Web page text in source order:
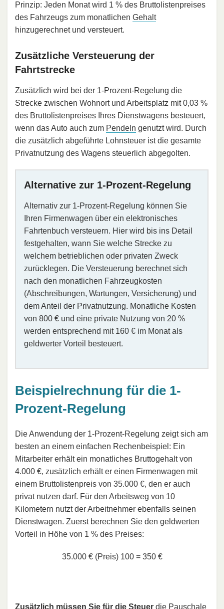
Prinzip: Jeden Monat wird 1 % des Bruttolistenpreises
des Fahrzeugs zum monatlichen Gehalt
hinzugerechnet und versteuert.
Zusätzliche Versteuerung der
Fahrtstrecke
Zusätzlich wird bei der 1-Prozent-Regelung die
Strecke zwischen Wohnort und Arbeitsplatz mit 0,03 %
des Bruttolistenpreises Ihres Dienstwagens besteuert,
wenn das Auto auch zum Pendeln genutzt wird. Durch
die zusätzlich abgeführte Lohnsteuer ist die gesamte
Privatnutzung des Wagens steuerlich abgegolten.
Alternative zur 1-Prozent-Regelung
Alternativ zur 1-Prozent-Regelung können Sie
Ihren Firmenwagen über ein elektronisches
Fahrtenbuch versteuern. Hier wird bis ins Detail
festgehalten, wann Sie welche Strecke zu
welchem betrieblichen oder privaten Zweck
zurücklegen. Die Versteuerung berechnet sich
nach den monatlichen Fahrzeugkosten
(Abschreibungen, Wartungen, Versicherung) und
dem Anteil der Privatnutzung. Monatliche Kosten
von 800 € und eine private Nutzung von 20 %
werden entsprechend mit 160 € im Monat als
geldwerter Vorteil besteuert.
Beispielrechnung für die 1-
Prozent-Regelung
Die Anwendung der 1-Prozent-Regelung zeigt sich am
besten an einem einfachen Rechenbeispiel: Ein
Mitarbeiter erhält ein monatliches Bruttogehalt von
4.000 €, zusätzlich erhält er einen Firmenwagen mit
einem Bruttolistenpreis von 35.000 €, den er auch
privat nutzen darf. Für den Arbeitsweg von 10
Kilometern nutzt der Arbeitnehmer ebenfalls seinen
Dienstwagen. Zuerst berechnen Sie den geldwerten
Vorteil in Höhe von 1 % des Preises:
35.000 € (Preis) 100 = 350 €
Zusätzlich müssen Sie für die Steuer die Pauschale